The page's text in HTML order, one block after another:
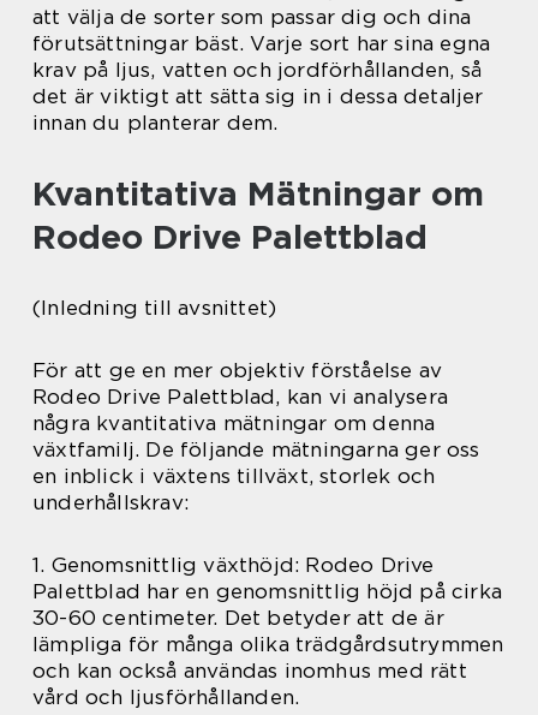
att välja de sorter som passar dig och dina
förutsättningar bäst. Varje sort har sina egna
krav på ljus, vatten och jordförhållanden, så
det är viktigt att sätta sig in i dessa detaljer
innan du planterar dem.
Kvantitativa Mätningar om
Rodeo Drive Palettblad
(Inledning till avsnittet)
För att ge en mer objektiv förståelse av
Rodeo Drive Palettblad, kan vi analysera
några kvantitativa mätningar om denna
växtfamilj. De följande mätningarna ger oss
en inblick i växtens tillväxt, storlek och
underhållskrav:
1. Genomsnittlig växthöjd: Rodeo Drive
Palettblad har en genomsnittlig höjd på cirka
30-60 centimeter. Det betyder att de är
lämpliga för många olika trädgårdsutrymmen
och kan också användas inomhus med rätt
vård och ljusförhållanden.